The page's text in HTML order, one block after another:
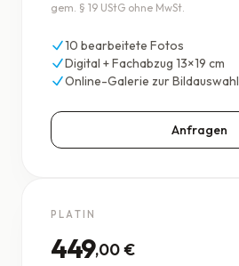
gem. § 19 UStG ohne MwSt.
10 bearbeitete Fotos
Digital + Fachabzug 13×19 cm
Online-Galerie zur Bildauswahl
Anfragen
PLATIN
449,00 €